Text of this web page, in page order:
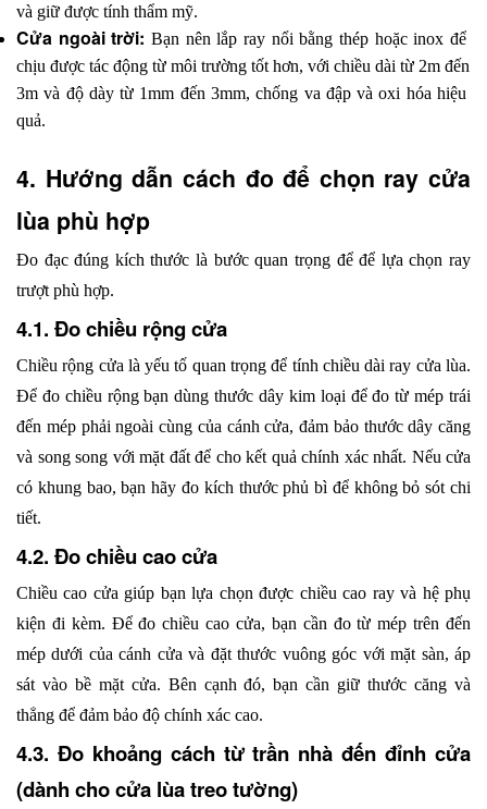
và giữ được tính thẩm mỹ.
Cửa ngoài trời: Bạn nên lắp ray nổi bằng thép hoặc inox để
chịu được tác động từ môi trường tốt hơn, với chiều dài từ 2m đến
3m và độ dày từ 1mm đến 3mm, chống va đập và oxi hóa hiệu
quả.
4. Hướng dẫn cách đo để chọn ray cửa
lùa phù hợp
Đo đạc đúng kích thước là bước quan trọng để để lựa chọn ray
trượt phù hợp.
4.1. Đo chiều rộng cửa
Chiều rộng cửa là yếu tố quan trọng để tính chiều dài ray cửa lùa.
Để đo chiều rộng bạn dùng thước dây kim loại để đo từ mép trái
đến mép phải ngoài cùng của cánh cửa, đảm bảo thước dây căng
và song song với mặt đất để cho kết quả chính xác nhất. Nếu cửa
có khung bao, bạn hãy đo kích thước phủ bì để không bỏ sót chi
tiết.
4.2. Đo chiều cao cửa
Chiều cao cửa giúp bạn lựa chọn được chiều cao ray và hệ phụ
kiện đi kèm. Để đo chiều cao cửa, bạn cần đo từ mép trên đến
mép dưới của cánh cửa và đặt thước vuông góc với mặt sàn, áp
sát vào bề mặt cửa. Bên cạnh đó, bạn cần giữ thước căng và
thẳng để đảm bảo độ chính xác cao.
4.3. Đo khoảng cách từ trần nhà đến đỉnh cửa
(dành cho cửa lùa treo tường)